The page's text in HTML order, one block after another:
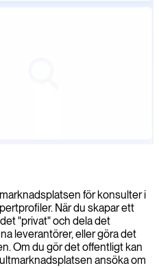
för konsulter i
När du skapar ett
"privat" och dela det
leverantörer, eller göra det
Om du gör det offentligt kan
ansöka om